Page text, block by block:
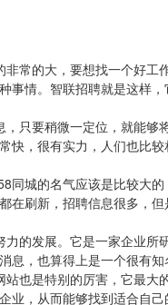
常的大，要想找一个好工
事情。智联招聘就是这样
只要稍微一定位，就能够
快，很有实力，人们也比
同城的名气应该是比较大
在刷新，招聘信息很多，
的发展。它是一家企业所
，也算得上是一个很有知
也是特别的厉害，它最大
业，从而能够找到适合自